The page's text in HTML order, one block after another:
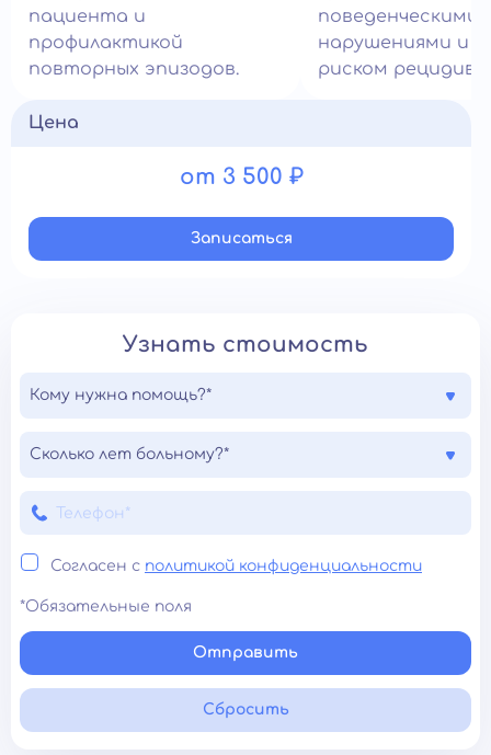
пациента и
профилактикой
повторных эпизодов.
поведенческими
нарушениями и
риском рецидива.
Цена
от 3 500 ₽
Записатьcя
Узнать стоимость
Кому нужна помощь?*
Сколько лет больному?*
Согласен с политикой конфиденциальности
*Обязательные поля
Отправить
Сбросить